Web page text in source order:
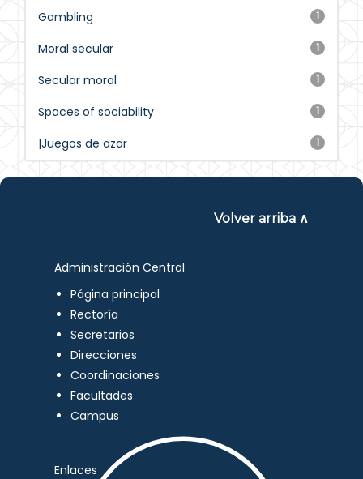
1
Gambling
1
Moral secular
1
Secular moral
1
Spaces of sociability
1
|Juegos de azar
Volver arriba ∧
Administración Central
Página principal
Rectoría
Secretarios
Direcciones
Coordinaciones
Facultades
Campus
Enlaces